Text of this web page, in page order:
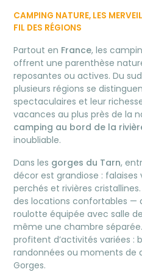
CAMPING NATURE, LES
FIL DES RÉGIONS
Partout en France, les
offrent une parenthèse
reposantes ou actives. Du
plusieurs régions se
spectaculaires et leur
vacances au plus près de la
camping au bord de la
inoubliable.
Dans les gorges du Tarn,
décor est grandiose : falaises
perchés et rivières
des locations confortables —
roulotte équipée avec salle
même une chambre
profitent d’activités variées :
randonnées ou moments de
Gorges.